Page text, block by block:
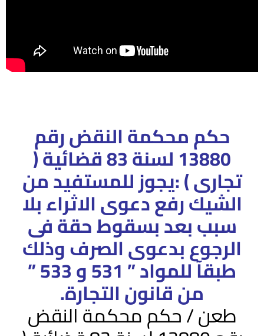
حكم محكمة النقض رقم
13880 لسنة 83 قضائية (
تجارى ) :يجوز للمستفيد من
الشيك رفع دعوى الاثراء بلا
سبب بعد بسقوط حقة فى
الرجوع بدعوى الصرف وذلك
طبقآ للمواد ” 531 و 533 ”
من قانون التجارة.
طعن / حكم محكمة النقض